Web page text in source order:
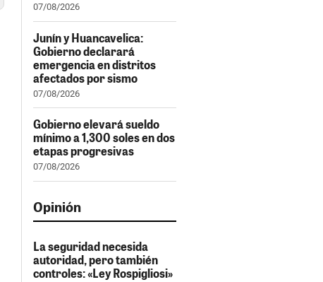
07/08/2026
Junín y Huancavelica:
Gobierno declarará
emergencia en distritos
afectados por sismo
07/08/2026
Gobierno elevará sueldo
mínimo a 1,300 soles en dos
etapas progresivas
07/08/2026
Opinión
La seguridad necesida
autoridad, pero también
controles: «Ley Rospigliosi»